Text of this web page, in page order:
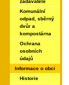
zadavatele
Komunální
odpad, sběrný
dvůr a
kompostárna
Ochrana
osobních
údajů
Informace o obci
Historie